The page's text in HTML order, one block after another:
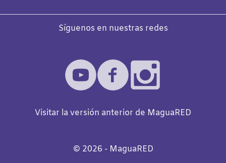
Síguenos en nuestras redes
Visitar la versión anterior de MaguaRED
©️ 2026 - MaguaRED